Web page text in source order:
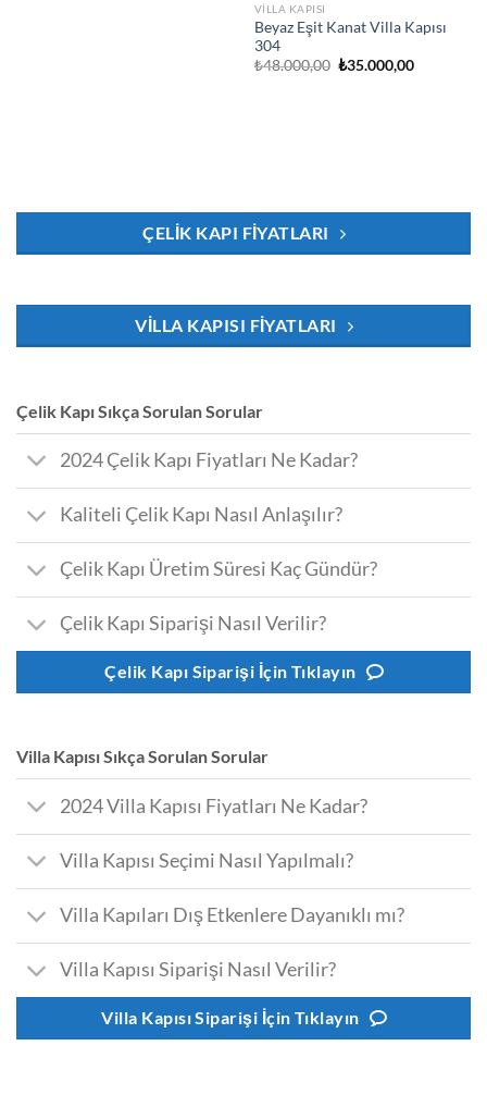
VILLA KAPISI
Beyaz Eşit Kanat Villa Kapısı
304
₺48.000,00 Orijinal
₺35.000,00Şu
ÇELIK KAPI FIYATLARI
VILLA KAPISI FIYATLARI
Çelik Kapı Sıkça Sorulan Sorular
2024 Çelik Kapı Fiyatları Ne Kadar?
Kaliteli Çelik Kapı Nasıl Anlaşılır?
Çelik Kapı Üretim Süresi Kaç Gündür?
Çelik Kapı Siparişi Nasıl Verilir?
Çelik Kapı Siparişi İçin Tıklayın
Villa Kapısı Sıkça Sorulan Sorular
2024 Villa Kapısı Fiyatları Ne Kadar?
Villa Kapısı Seçimi Nasıl Yapılmalı?
Villa Kapıları Dış Etkenlere Dayanıklı mı?
Villa Kapısı Siparişi Nasıl Verilir?
Villa Kapısı Siparişi İçin Tıklayın